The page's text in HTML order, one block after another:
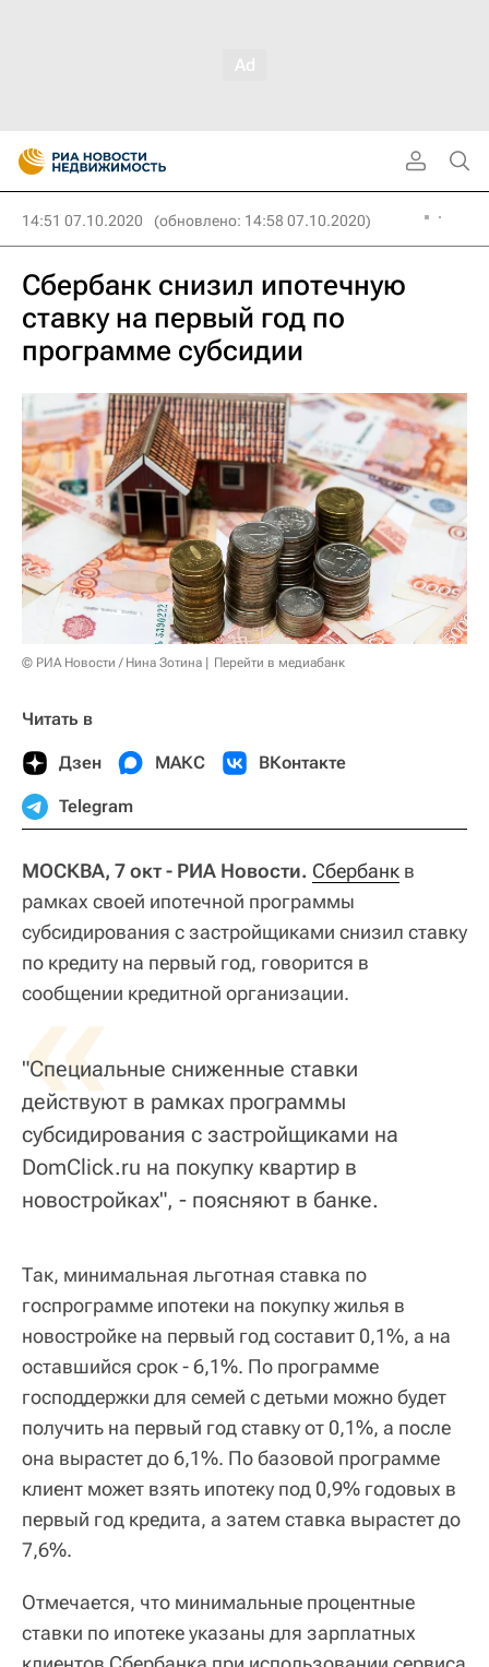
14:51 07.10.2020 (обновлено: 14:58 07.10.2020)
Сбербанк снизил ипотечную
ставку на первый год по
программе субсидии
© РИА Новости / Нина Зотина Перейти в медиабанк
Читать в
Дзен МАКС ВКонтакте
Telegram
МОСКВА, 7 окт - РИА Новости. Сбербанк в
рамках своей ипотечной программы
субсидирования с застройщиками снизил ставку
по кредиту на первый год, говорится в
сообщении кредитной организации.
«
"Специальные сниженные ставки
действуют в рамках программы
субсидирования с застройщиками на
DomClick.ru на покупку квартир в
новостройках", - поясняют в банке.
Так, минимальная льготная ставка по
госпрограмме ипотеки на покупку жилья в
новостройке на первый год составит 0,1%, а на
оставшийся срок - 6,1%. По программе
господдержки для семей с детьми можно будет
получить на первый год ставку от 0,1%, а после
она вырастет до 6,1%. По базовой программе
клиент может взять ипотеку под 0,9% годовых в
первый год кредита, а затем ставка вырастет до
7,6%.
Отмечается, что минимальные процентные
ставки по ипотеке указаны для зарплатных